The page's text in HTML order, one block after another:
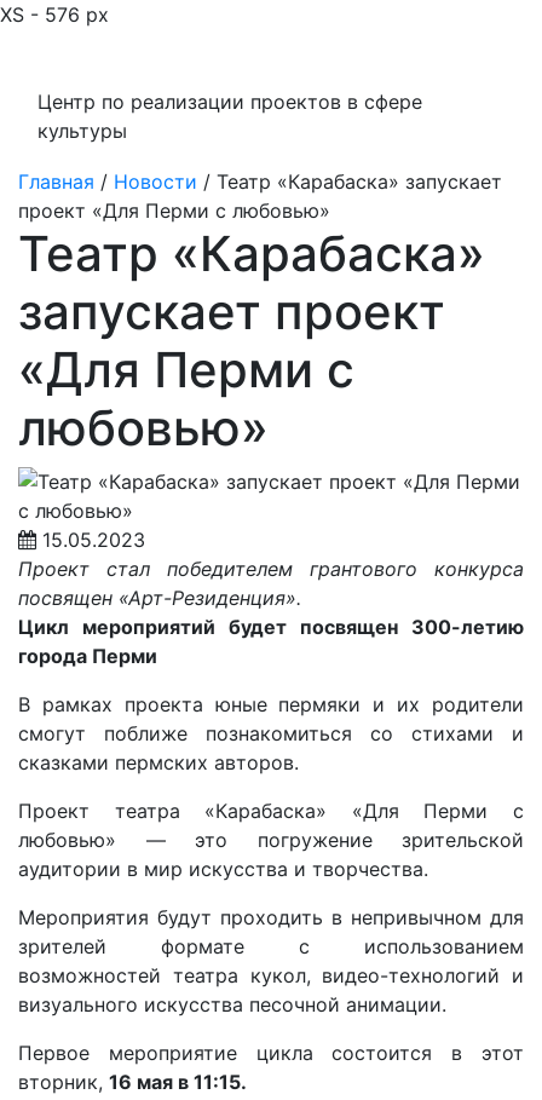
XS - 576 px
Центр по реализации проектов в сфере
культуры
Главная / Новости / Театр «Карабаска» запускает
проект «Для Перми с любовью»
Театр «Карабаска»
запускает проект
«Для Перми с
любовью»
15.05.2023
Проект стал победителем грантового конкурса
посвящен «Арт-Резиденция».
Цикл мероприятий будет посвящен 300-летию
города Перми
В рамках проекта юные пермяки и их родители
смогут поближе познакомиться со стихами и
сказками пермских авторов.
Проект театра «Карабаска» «Для Перми с
любовью» — это погружение зрительской
аудитории в мир искусства и творчества.
Мероприятия будут проходить в непривычном для
зрителей формате с использованием
возможностей театра кукол, видео-технологий и
визуального искусства песочной анимации.
Первое мероприятие цикла состоится в этот
вторник, 16 мая в 11:15.